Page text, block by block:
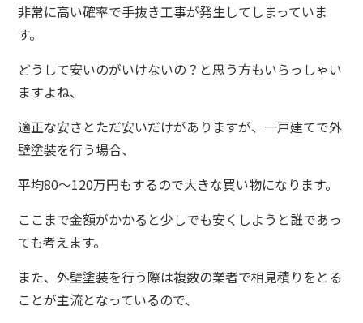
非常に高い確率で手抜き工事が発生してしまっていま
す。
どうして安いのがいけないの？と思う方もいらっしゃい
ますよね、
適正な安さとただ安いだけがありますが、一戸建てで外
壁塗装を行う場合、
平均80～120万円もするので大きな買い物になります。
ここまで金額がかかると少しでも安くしようと誰であっ
ても考えます。
また、外壁塗装を行う際は複数の業者で相見積りをとる
ことが主流となっているので、